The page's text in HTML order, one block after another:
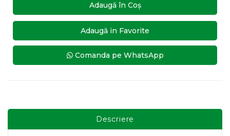
Adaugă în Coş
Adaugă in Favorite
Comanda pe WhatsApp
Descriere